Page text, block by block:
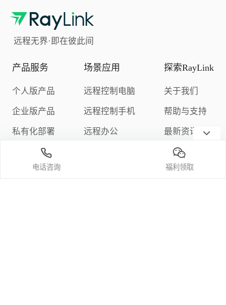
远程无界·即在彼此间
产品服务
个人版产品
企业版产品
私有化部署
下载中心
定价与购买
场景应用
远程控制电脑
远程控制手机
远程办公
探索RayLink
关于我们
帮助与支持
最新资讯
隐私政策
电话咨询 福利领取